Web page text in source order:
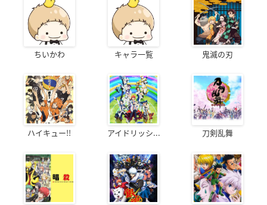
ちいかわ キャラ一覧 鬼滅の刃
ハイキュー!! アイドリッシ... 刀剣乱舞